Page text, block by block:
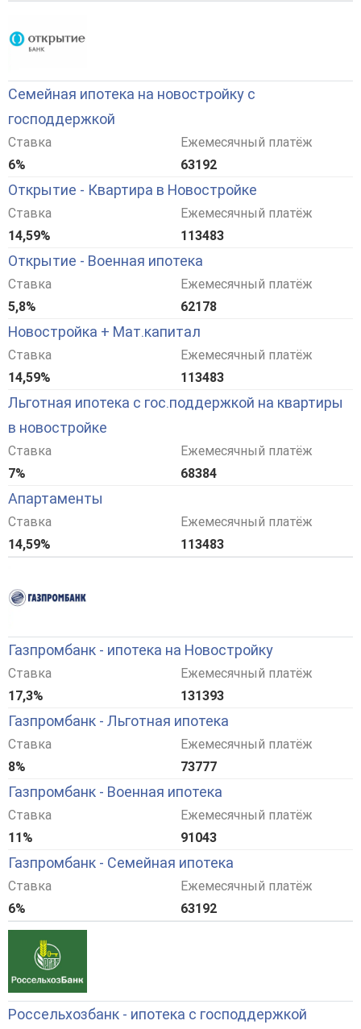
Семейная ипотека на новостройку с
господдержкой
Ставка
6%
Ежемесячный платёж
63192
Открытие - Квартира в Новостройке
Ставка
14,59%
Ежемесячный платёж
113483
Открытие - Военная ипотека
Ставка
5,8%
Ежемесячный платёж
62178
Новостройка + Мат.капитал
Ставка
14,59%
Ежемесячный платёж
113483
Льготная ипотека с гос.поддержкой на квартиры
в новостройке
Ставка
7%
Ежемесячный платёж
68384
Апартаменты
Ставка
14,59%
Ежемесячный платёж
113483
Газпромбанк - ипотека на Новостройку
Ставка
17,3%
Ежемесячный платёж
131393
Газпромбанк - Льготная ипотека
Ставка
8%
Ежемесячный платёж
73777
Газпромбанк - Военная ипотека
Ставка
11%
Ежемесячный платёж
91043
Газпромбанк - Семейная ипотека
Ставка
6%
Ежемесячный платёж
63192
Россельхозбанк - ипотека с господдержкой